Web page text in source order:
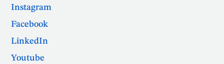
Instagram
Facebook
LinkedIn
Youtube